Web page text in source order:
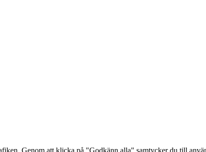
Genom att klicka på "Godkänn alla" samtycker du till